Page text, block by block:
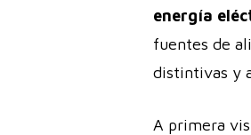
energía
fuentes de
distintivas y
A primera